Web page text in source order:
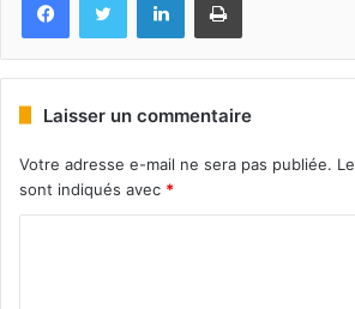
Laisser un commentaire
Votre adresse e-mail ne sera pas publiée.
sont indiqués avec *